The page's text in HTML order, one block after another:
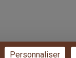
Personnaliser